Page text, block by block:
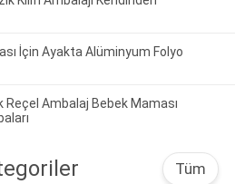
İçin Ayakta Alüminyum Folyo
Reçel Ambalaj Bebek Maması
Tüm